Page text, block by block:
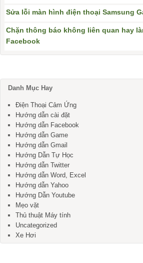
Sửa lỗi màn hình điện thoại Samsung
Chặn thông báo không liên quan hay
Facebook
Danh Mục Hay
Điện Thoại Cảm Ứng
Hướng dẫn cài đặt
Hướng dẫn Facebook
Hướng dẫn Game
Hướng dẫn Gmail
Hướng Dẫn Tự Học
Hướng dẫn Twitter
Hướng dẫn Word, Excel
Hướng dẫn Yahoo
Hướng Dẫn Youtube
Mẹo vặt
Thủ thuật Máy tính
Uncategorized
Xe Hơi